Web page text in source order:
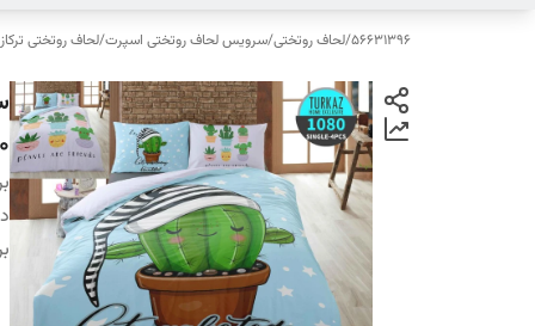
56631396
/لحاف روتختی/سرویس لحاف روتختی اسپرت/لحاف روتختی